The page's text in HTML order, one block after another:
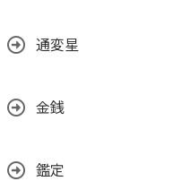
通変星
金銭
鑑定